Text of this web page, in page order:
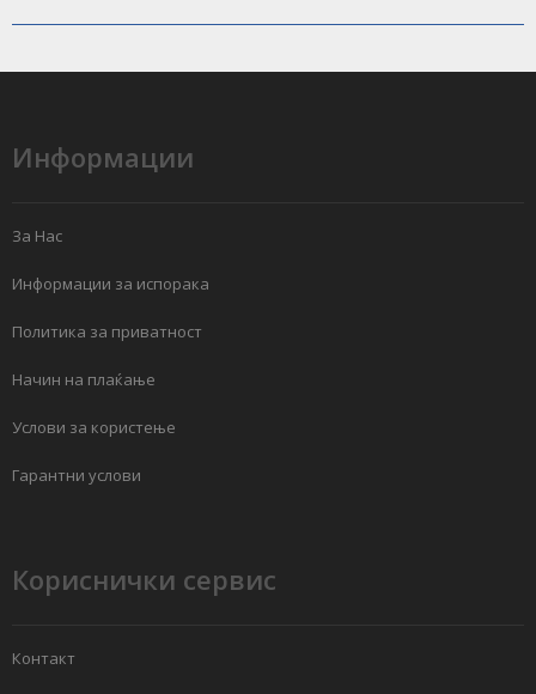
Информации
За Нас
Информации за испорака
Политика за приватност
Начин на плаќање
Услови за користење
Гарантни услови
Кориснички сервис
Контакт